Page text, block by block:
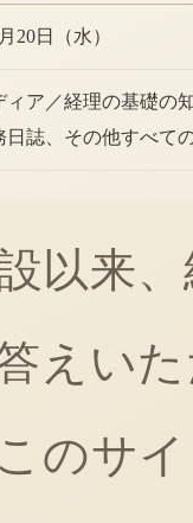
20日（水）
ィア／経理の基礎の
日誌、その他すべて
以来
えい
のサ